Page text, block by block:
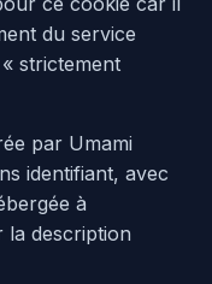
du service
strictement
par Umami
identifiant, avec
à
description